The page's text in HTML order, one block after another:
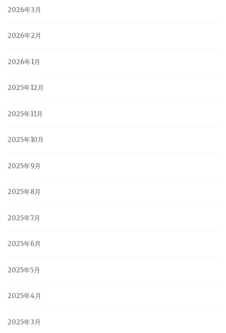
2026年3月
2026年2月
2026年1月
2025年12月
2025年11月
2025年10月
2025年9月
2025年8月
2025年7月
2025年6月
2025年5月
2025年4月
2025年3月